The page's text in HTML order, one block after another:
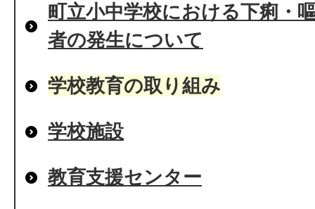
町立小中学校における下痢・
者の発生について
学校教育の取り組み
学校施設
教育支援センター